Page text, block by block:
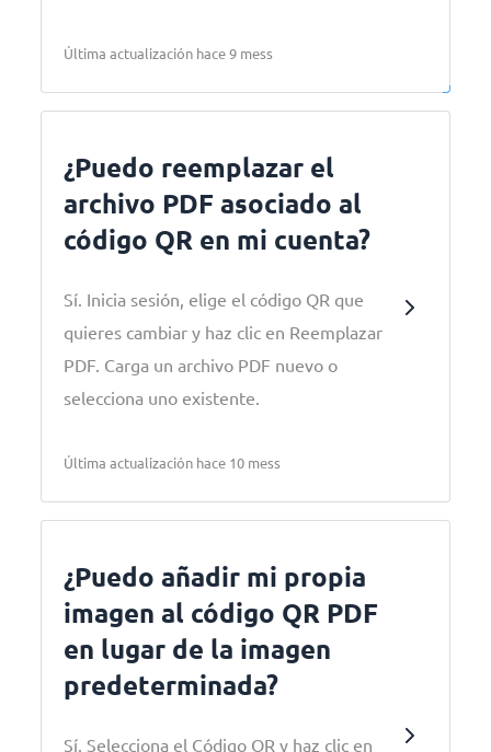
Última actualización hace 9 mess
¿Puedo reemplazar el
archivo PDF asociado al
código QR en mi cuenta?
Sí. Inicia sesión, elige el código QR que
quieres cambiar y haz clic en Reemplazar
PDF. Carga un archivo PDF nuevo o
selecciona uno existente.
Última actualización hace 10 mess
¿Puedo añadir mi propia
imagen al código QR PDF
en lugar de la imagen
predeterminada?
Sí. Selecciona el Código QR y haz clic en